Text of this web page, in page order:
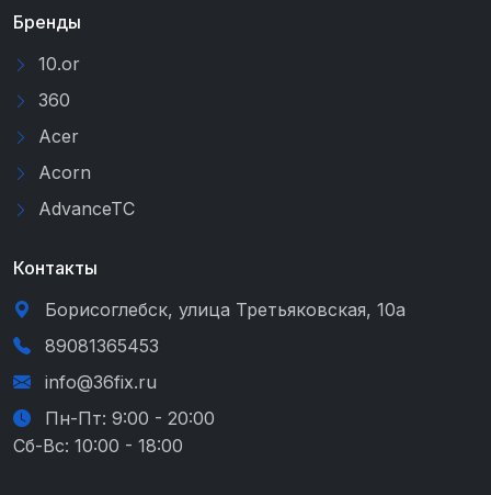
Бренды
10.or
360
Acer
Acorn
AdvanceTC
Контакты
Борисоглебск, улица Третьяковская, 10а
89081365453
info@36fix.ru
Пн-Пт: 9:00 - 20:00
Сб-Вс: 10:00 - 18:00